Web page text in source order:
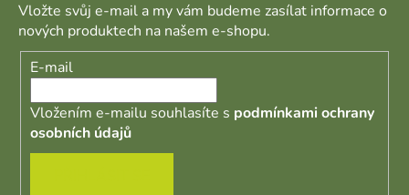
Vložte svůj e-mail a my vám budeme zasílat informace o
nových produktech na našem e-shopu.
E-mail
Vložením e-mailu souhlasíte s podmínkami ochrany
osobních údajů